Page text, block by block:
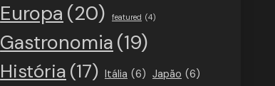
Europa (20) featured (4)
Gastronomia (19)
História (17) Itália (6) Japão (6)